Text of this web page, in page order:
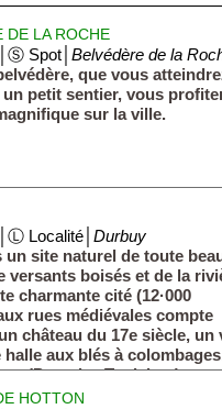
DE LA ROCHE
Spot│Belvédère de la
que vous
petit sentier, vous
sur la ville.
Localité│Durbuy
un site naturel de toute
versants boisés et de la
charmante cité (12·000
rues médiévales compte
château du 17e siècle, un
halle aux blés à
(Parc des Topiaires) et
HOTTON